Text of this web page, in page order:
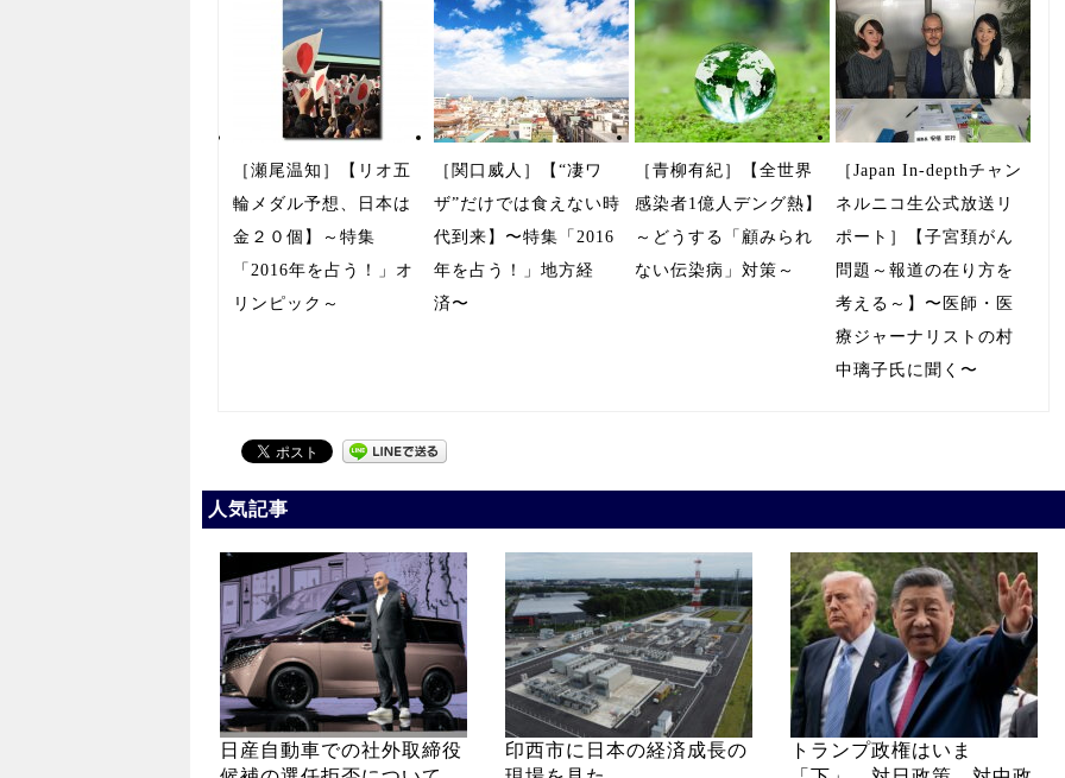
［瀬尾温知］【リオ五
輪メダル予想、日本は
金２０個】～特集
「2016年を占う！」オ
リンピック～
［関口威人］【“凄ワ
ザ”だけでは食えない時
代到来】〜特集「2016
年を占う！」地方経
済〜
［青柳有紀］【全世界
感染者1億人デング熱】
～どうする「顧みられ
ない伝染病」対策～
［Japan In-depthチャン
ネルニコ生公式放送リ
ポート］【子宮頚がん
問題～報道の在り方を
考える～】〜医師・医
療ジャーナリストの村
中璃子氏に聞く〜
人気記事
日産自動車での社外取締役
印西市に日本の経済成長の
トランプ政権はいま